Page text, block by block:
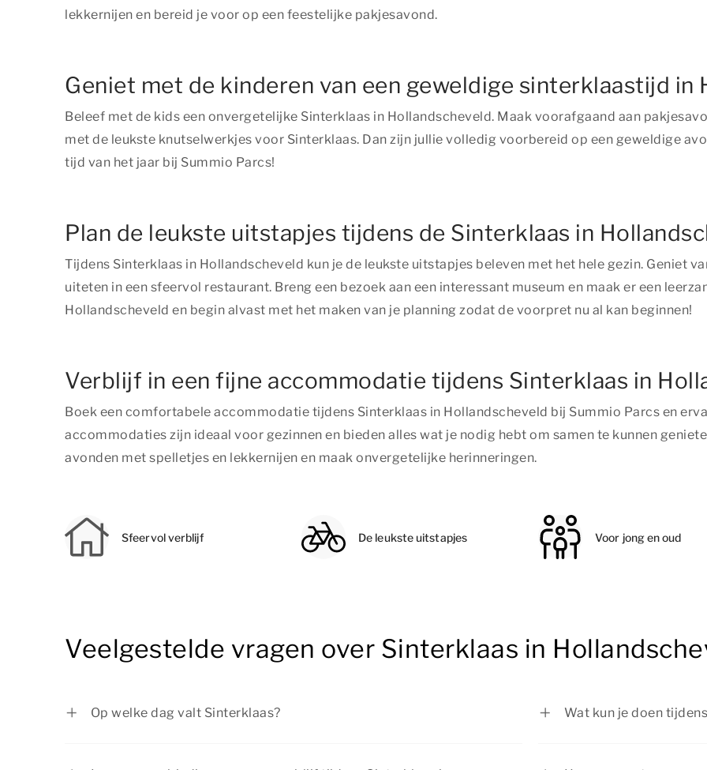
lekkernijen en bereid je voor op een feestelijke pakjesavond.
Geniet met de kinderen van een geweldige sinterklaastijd in
Beleef met de kids een onvergetelijke Sinterklaas in Hollandscheveld. Maak voorafgaand aan
met de leukste knutselwerkjes voor Sinterklaas. Dan zijn jullie volledig voorbereid op een geweldige
tijd van het jaar bij Summio Parcs!
Plan de leukste uitstapjes tijdens de Sinterklaas in
Tijdens Sinterklaas in Hollandscheveld kun je de leukste uitstapjes beleven met het hele gezin. Geniet
uiteten in een sfeervol restaurant. Breng een bezoek aan een interessant museum en maak er een
Hollandscheveld en begin alvast met het maken van je planning zodat de voorpret nu al kan beginnen!
Verblijf in een fijne accommodatie tijdens Sinterklaas in
Boek een comfortabele accommodatie tijdens Sinterklaas in Hollandscheveld bij Summio Parcs en
accommodaties zijn ideaal voor gezinnen en bieden alles wat je nodig hebt om samen te kunnen
avonden met spelletjes en lekkernijen en maak onvergetelijke herinneringen.
Sfeervol verblijf De leukste uitstapjes Voor jong en oud
Veelgestelde vragen over Sinterklaas in
Op welke dag valt Sinterklaas?
Wat kun je doen